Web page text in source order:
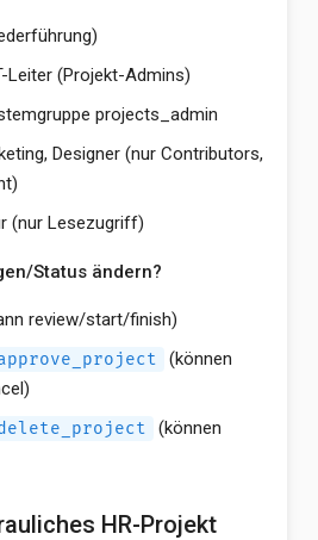
Leiter (Projekt-Admins)
projects_admin
Designer (nur Contributors,
(nur Lesezugriff)
Status ändern?
review/start/finish)
(können
(können
HR-Projekt